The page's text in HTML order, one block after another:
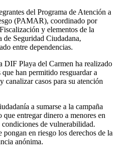
del Programa de Atención a
(PAMAR), coordinado por
y elementos de la
de Seguridad Ciudadana,
entre dependencias.
DIF Playa del Carmen ha realizado
han permitido resguardar a
canalizar casos para su atención
a sumarse a la campaña
entregar dinero a menores en
condiciones de vulnerabilidad.
en riesgo los derechos de la
anónima.